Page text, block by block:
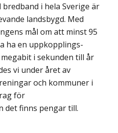
i hela Sverige är
landsbygd. Med
mål om att minst 95
ha en uppkopplings­
i sekunden till år
vi under året av
och kommuner i
för
det finns pengar till.